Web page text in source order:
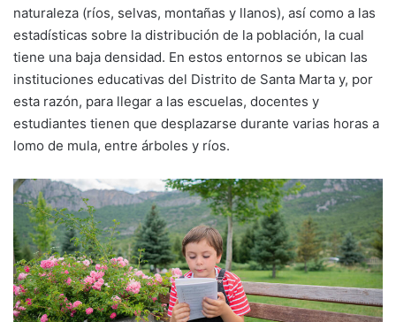
naturaleza (ríos, selvas, montañas y llanos), así como a las
estadísticas sobre la distribución de la población, la cual
tiene una baja densidad. En estos entornos se ubican las
instituciones educativas del Distrito de Santa Marta y, por
esta razón, para llegar a las escuelas, docentes y
estudiantes tienen que desplazarse durante varias horas a
lomo de mula, entre árboles y ríos.